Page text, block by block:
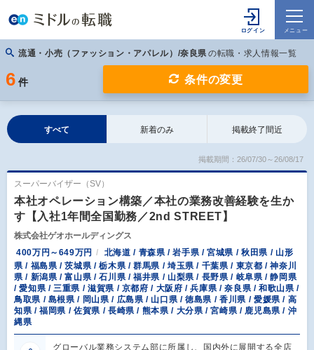
流通・小売（ファッション・アパレル）/奈良県 の転職・求人情報一覧
6 件 条件の変更
すべて 新着のみ 掲載終了間近
掲載期間：26/07/30～26/08/17
スーパーバイザー（SV）
本社オペレーション構築／本社の業務改善経験を生か
す【入社1年間全国勤務／2nd STREET】
株式会社ゲオホールディングス
400万円～649万円
北海道 / 青森県 / 岩手県 / 宮城県 / 秋田県 / 山形
県 / 福島県 / 茨城県 / 栃木県 / 群馬県 / 埼玉県 / 千葉県 / 東京都 / 神奈川
県 / 新潟県 / 富山県 / 石川県 / 福井県 / 山梨県 / 長野県 / 岐阜県 / 静岡県
/ 愛知県 / 三重県 / 滋賀県 / 京都府 / 大阪府 / 兵庫県 / 奈良県 / 和歌山県 /
鳥取県 / 島根県 / 岡山県 / 広島県 / 山口県 / 徳島県 / 香川県 / 愛媛県 / 高
知県 / 福岡県 / 佐賀県 / 長崎県 / 熊本県 / 大分県 / 宮崎県 / 鹿児島県 / 沖
縄県
グローバル業務システム部に所属し、国内外に展開する全店